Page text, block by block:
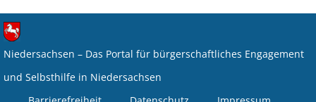
Niedersachsen – Das Portal für bürgerschaftliches Engagement
und Selbsthilfe in Niedersachsen